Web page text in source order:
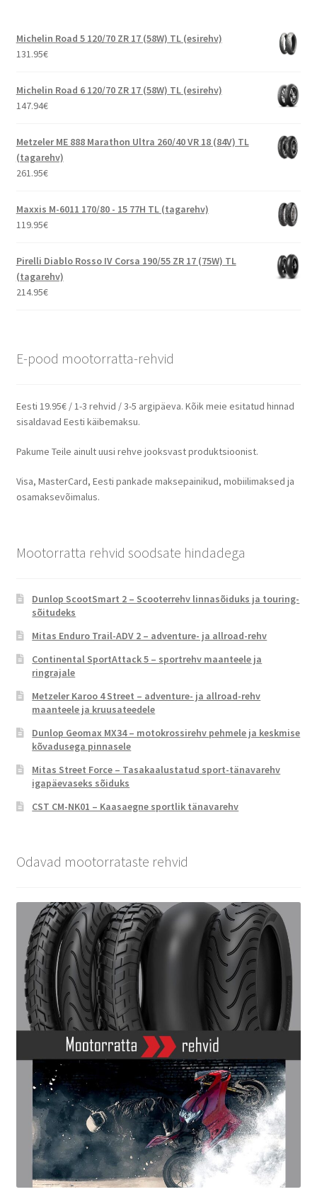
Michelin Road 5 120/70 ZR 17 (58W) TL (esirehv)
131.95€
Michelin Road 6 120/70 ZR 17 (58W) TL (esirehv)
147.94€
Metzeler ME 888 Marathon Ultra 260/40 VR 18 (84V) TL
(tagarehv)
261.95€
Maxxis M-6011 170/80 - 15 77H TL (tagarehv)
119.95€
Pirelli Diablo Rosso IV Corsa 190/55 ZR 17 (75W) TL
(tagarehv)
214.95€
E-pood mootorratta-rehvid
Eesti 19.95€ / 1-3 rehvid / 3-5 argipäeva. Kõik meie esitatud hinnad
sisaldavad Eesti käibemaksu.
Pakume Teile ainult uusi rehve jooksvast produktsioonist.
Visa, MasterCard, Eesti pankade maksepainikud, mobiilimaksed ja
osamaksevõimalus.
Mootorratta rehvid soodsate hindadega
Dunlop ScootSmart 2 – Scooterrehv linnasõiduks ja touring-
sõitudeks
Mitas Enduro Trail-ADV 2 – adventure- ja allroad-rehv
Continental SportAttack 5 – sportrehv maanteele ja
ringrajale
Metzeler Karoo 4 Street – adventure- ja allroad-rehv
maanteele ja kruusateedele
Dunlop Geomax MX34 – motokrossirehv pehmele ja keskmise
kõvadusega pinnasele
Mitas Street Force – Tasakaalustatud sport-tänavarehv
igapäevaseks sõiduks
CST CM-NK01 – Kaasaegne sportlik tänavarehv
Odavad mootorrataste rehvid